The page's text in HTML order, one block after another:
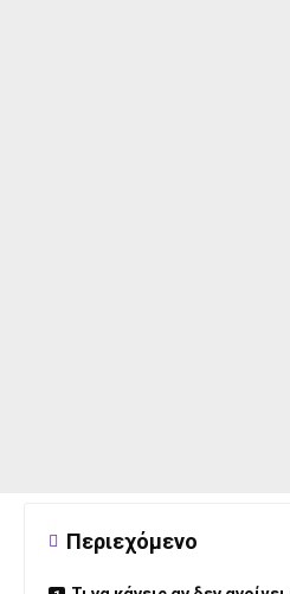
Περιεχόμενο